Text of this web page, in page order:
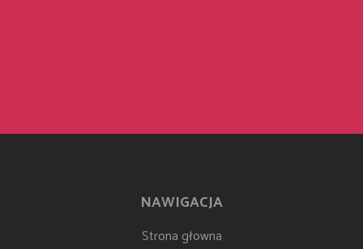
NAWIGACJA
Strona głowna